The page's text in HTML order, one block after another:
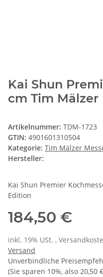
Kai Shun
cm Tim Mälzer
Artikelnummer: TDM-1723
GTIN: 4901601310504
Kategorie: Tim Mälzer
Hersteller:
Kai Shun Premier
Edition
184,50 €
inkl. 19% USt. ,
Versand
Unverbindliche
(Sie sparen 10%, also 20,50 €